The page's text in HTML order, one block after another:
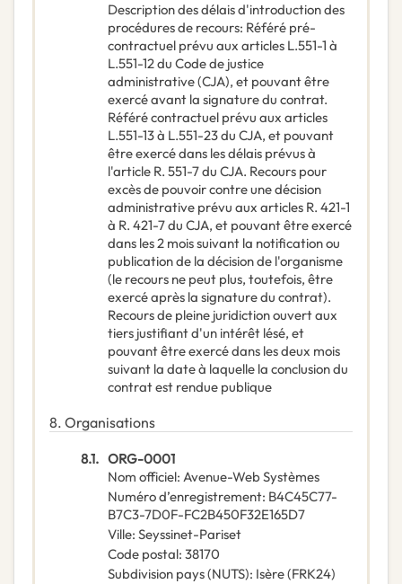
Description des délais d'introduction des
procédures de recours: Référé pré-
contractuel prévu aux articles L.551-1 à
L.551-12 du Code de justice
administrative (CJA), et pouvant être
exercé avant la signature du contrat.
Référé contractuel prévu aux articles
L.551-13 à L.551-23 du CJA, et pouvant
être exercé dans les délais prévus à
l'article R. 551-7 du CJA. Recours pour
excès de pouvoir contre une décision
administrative prévu aux articles R. 421-1
à R. 421-7 du CJA, et pouvant être exercé
dans les 2 mois suivant la notification ou
publication de la décision de l'organisme
(le recours ne peut plus, toutefois, être
exercé après la signature du contrat).
Recours de pleine juridiction ouvert aux
tiers justifiant d'un intérêt lésé, et
pouvant être exercé dans les deux mois
suivant la date à laquelle la conclusion du
contrat est rendue publique
8. Organisations
8.1. ORG-0001
Nom officiel: Avenue-Web Systèmes
Numéro d’enregistrement: B4C45C77-
B7C3-7D0F-FC2B450F32E165D7
Ville: Seyssinet-Pariset
Code postal: 38170
Subdivision pays (NUTS): Isère(FRK24)